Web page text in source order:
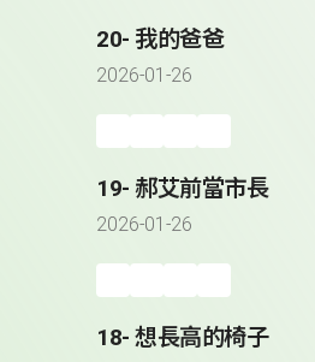
20- 我的爸爸
2026-01-26
19- 郝艾前當市長
2026-01-26
18- 想長高的椅子